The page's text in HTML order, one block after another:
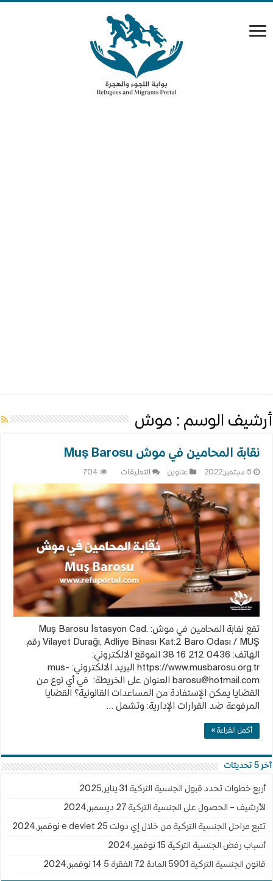
أرشيف الوسم : موش
نقابة المحامين في موش Muş Barosu
5 سبتمبر,2022 عناوين التعليقات
المحامين
موش
Muş
Barosu
مغلقة
704
تقع نقابة المحامين في موش: Muş Barosu İstasyon Cad.
Vilayet Durağı, Adliye Binası Kat:2 Baro Odası / MUŞ رقم
الهاتف: 0436 212 16 38 الموقع الالكتروني:
https://www.musbarosu.org.tr البريد الالكتروني:
mus-
barosu@hotmail.com
العنوان على الخريطة: في أي نوع من
القضايا يمكن الإستفادة من المساعدات القانونية؟ القضايا
المرفوعة ضد القرارات الإدارية: وتشمل …
أكمل القراءة »
آخر 5 تحديثات
أربع خطوات تحدد قبول الجنسية التركية 31 يناير,2025
الأرشيف – الحصول على الجنسية التركية 27 ديسمبر,2024
تتبع مراحل الجنسية التركية من خلال إي دولت e devlet 25 نوفمبر,2024
أسباب رفض الجنسية التركية 15 نوفمبر,2024
قانون الجنسية التركية 5901 المادة 72 الفقرة 5 14 نوفمبر,2024